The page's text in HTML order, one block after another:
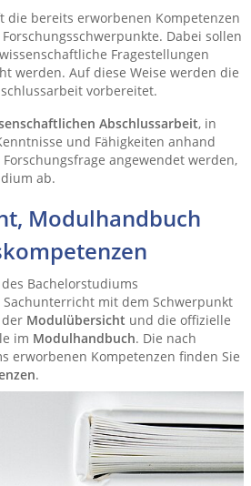
die bereits erworbenen Kompetenzen
Dabei sollen
Fragestellungen
werden. Auf diese Weise werden die
vorbereitet.
Abschlussarbeit, in
und Fähigkeiten anhand
angewendet werden,
ab.
Modulhandbuch
Bachelorstudiums
mit dem Schwerpunkt
Modulübersicht und die offizielle
im Modulhandbuch. Die nach
erworbenen Kompetenzen finden Sie
.